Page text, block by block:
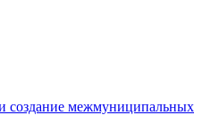
создание межмуниципальных